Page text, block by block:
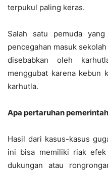
terpukul paling keras.
Salah satu pemuda
pencegahan masuk
disebabkan oleh
menggubat karena kebun
karhutla.
Apa pertaruhan
Hasil dari kasus-kasus
ini bisa memiliki riak
dukungan atau